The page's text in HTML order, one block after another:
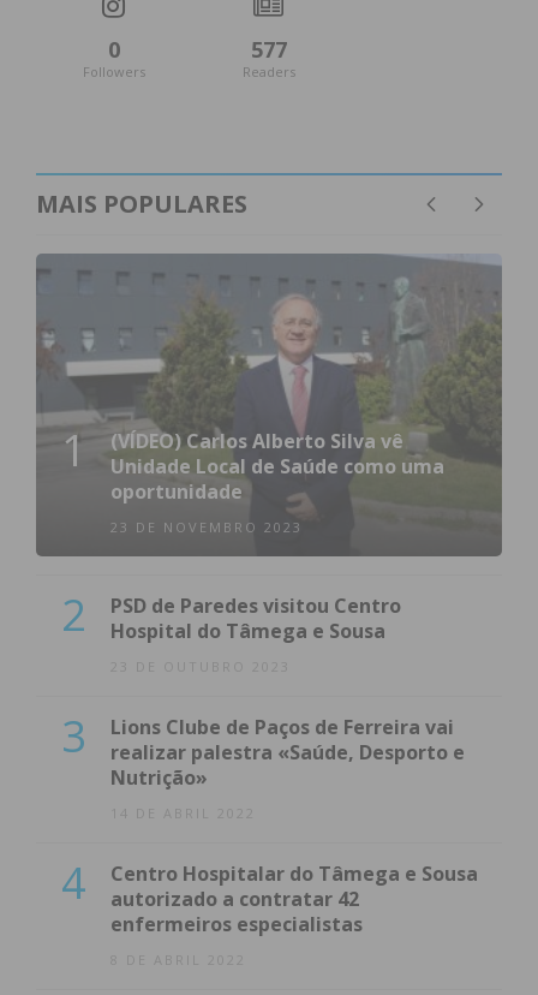
0
Followers
577
Readers
MAIS POPULARES
1
(VÍDEO) Carlos Alberto Silva vê
Unidade Local de Saúde como uma
oportunidade
23 DE NOVEMBRO 2023
2
PSD de Paredes visitou Centro
Hospital do Tâmega e Sousa
23 DE OUTUBRO 2023
3
Lions Clube de Paços de Ferreira vai
realizar palestra «Saúde, Desporto e
Nutrição»
14 DE ABRIL 2022
4
Centro Hospitalar do Tâmega e Sousa
autorizado a contratar 42
enfermeiros especialistas
8 DE ABRIL 2022